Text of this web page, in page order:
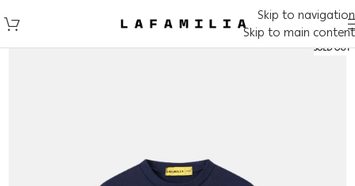
Skip to navigation
Skip to main content
SOLD OUT